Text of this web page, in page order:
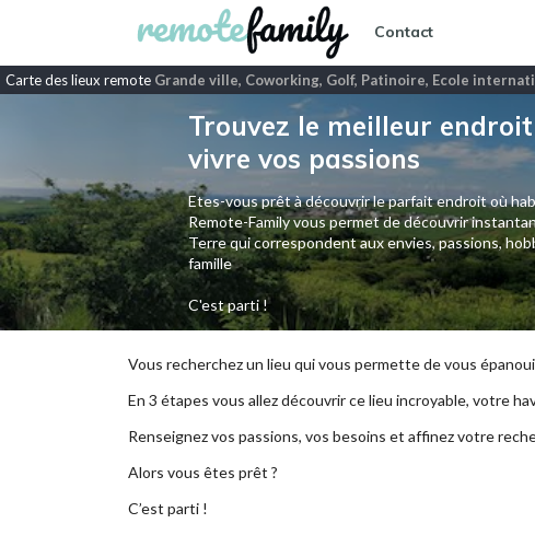
Contact
Carte des lieux remote Grande ville, Coworking, Golf, Patinoire, Ecole
Trouvez le meilleur
vivre vos passions
Etes-vous prêt à découvrir le parfait endroit où
Remote-Family vous permet de découvrir
Terre qui correspondent aux envies, passions,
famille
C'est parti !
Vous recherchez un lieu qui vous permette de vous
En 3 étapes vous allez découvrir ce lieu incroyable, votre
Renseignez vos passions, vos besoins et affinez votre
Alors vous êtes prêt ?
C’est parti !